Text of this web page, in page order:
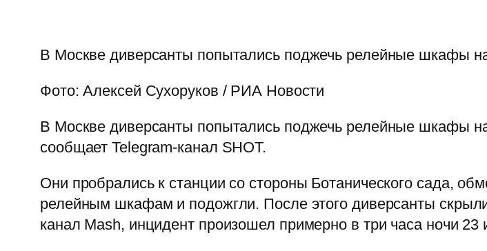
В Москве диверсанты попытались поджечь релейные шкафы
Фото: Алексей Сухоруков / РИА Новости
В Москве диверсанты попытались поджечь релейные шкафы
сообщает Telegram-канал SHOT.
Они пробрались к станции со стороны Ботанического сада,
релейным шкафам и подожгли. После этого диверсанты
канал Mash, инцидент произошел примерно в три часа ночи 23